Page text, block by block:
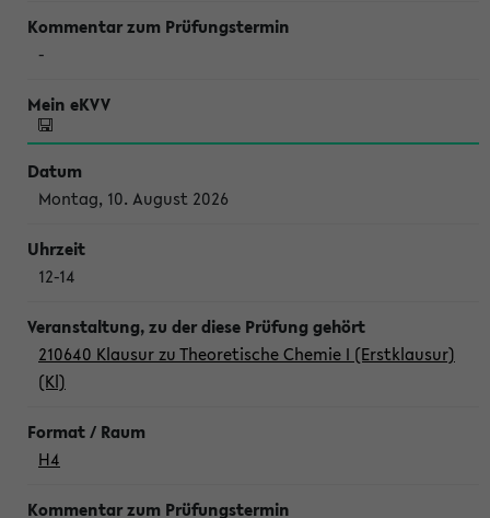
-
Montag, 10. August 2026
12-14
210640 Klausur zu Theoretische Chemie I (Erstklausur)
(Kl)
H4